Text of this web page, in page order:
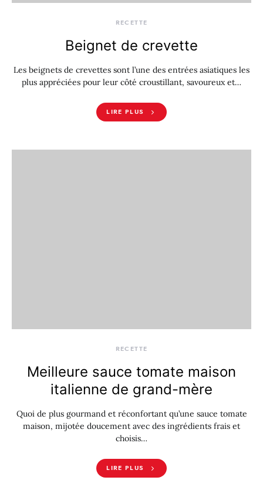
RECETTE
Beignet de crevette
Les beignets de crevettes sont l’une des entrées asiatiques les
plus appréciées pour leur côté croustillant, savoureux et…
LIRE PLUS
RECETTE
Meilleure sauce tomate maison
italienne de grand-mère
Quoi de plus gourmand et réconfortant qu’une sauce tomate
maison, mijotée doucement avec des ingrédients frais et
choisis…
LIRE PLUS